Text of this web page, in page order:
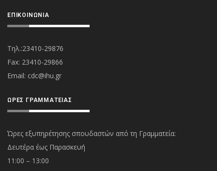
ΕΠΙΚΟΙΝΩΝΊΑ
Τηλ.:23410-29876
Fax: 23410-29866
Εmail: cdc@ihu.gr
ΏΡΕΣ ΓΡΑΜΜΑΤΕΊΑΣ
Ώρες εξυπηρέτησης σπουδαστών από τη Γραμματεία:
Δευτέρα έως Παρασκευή
11:00 – 13:00